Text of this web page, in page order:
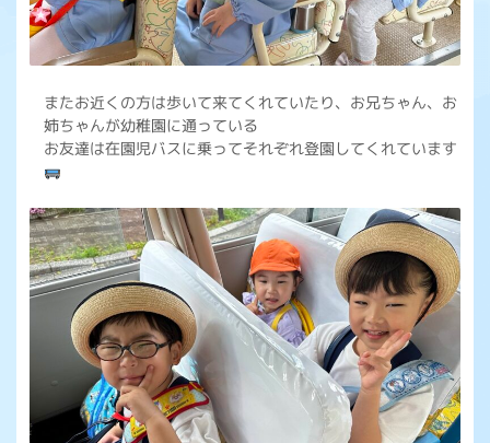
またお近くの方は歩いて来てくれていたり、お兄ちゃん、お
姉ちゃんが幼稚園に通っている
お友達は在園児バスに乗ってそれぞれ登園してくれています